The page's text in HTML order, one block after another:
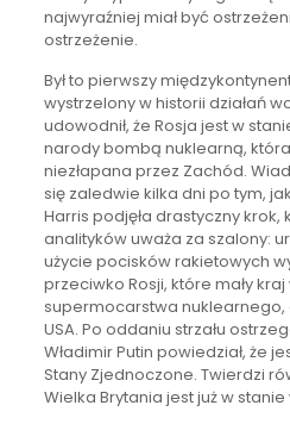
najwyraźniej miał być
ostrzeżenie.
Był to pierwszy
wystrzelony w historii działań
udowodnił, że Rosja jest w
narody bombą nuklearną,
niezłapana przez Zachód.
się zaledwie kilka dni po tym,
Harris podjęła drastyczny krok,
analityków uważa za szalony:
użycie pocisków rakietowych
przeciwko Rosji, które mały kraj
supermocarstwa nuklearnego,
USA. Po oddaniu strzału
Władimir Putin powiedział, że
Stany Zjednoczone. Twierdzi
Wielka Brytania jest już w stanie